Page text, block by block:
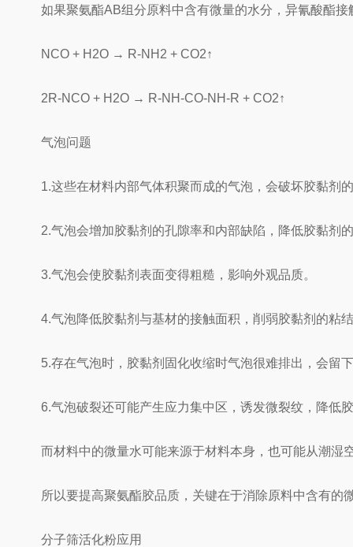
如果聚氨酯AB组分原料中含有微量的水分，异氰酸酯接
NCO + H2O → R-NH2 + CO2↑
2R-NCO + H2O → R-NH-CO-NH-R + CO2↑
气泡问题
1.这些在材料内部气体积聚而成的气泡，会破坏胶黏剂
2.气泡会增加胶黏剂的孔隙率和内部缺陷，降低胶黏剂
3.气泡会使胶黏剂表面变得粗糙，影响外观品质。
4.气泡降低胶黏剂与基材的接触面积，削弱胶黏剂的粘
5.存在气泡时，胶黏剂固化收缩时气泡很难排出，会留
6.气泡破裂还可能产生应力集中区，诱发微裂纹，降低
而材料中的微量水可能来源于材料本身，也可能从潮湿
所以要提高聚氨酯胶品质，关键在于消除原料中含有的
分子筛活化粉应用